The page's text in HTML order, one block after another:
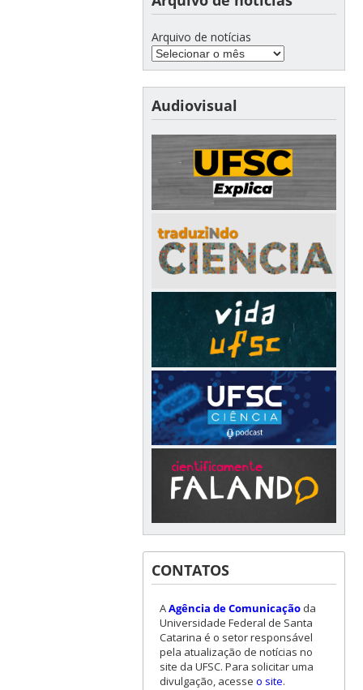
Arquivo de notícias
Audiovisual
CONTATOS
AAgência de Comunicaçãoda
Universidade Federal de Santa
Catarina é o setor responsável
pela atualização de notícias no
site da UFSC. Para solicitar uma
divulgação, acesse o site.